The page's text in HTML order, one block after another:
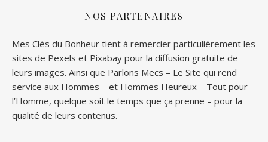
NOS PARTENAIRES
Mes Clés du Bonheur tient à remercier particulièrement les
sites de Pexels et Pixabay pour la diffusion gratuite de
leurs images. Ainsi que Parlons Mecs – Le Site qui rend
service aux Hommes – et Hommes Heureux – Tout pour
l’Homme, quelque soit le temps que ça prenne – pour la
qualité de leurs contenus.